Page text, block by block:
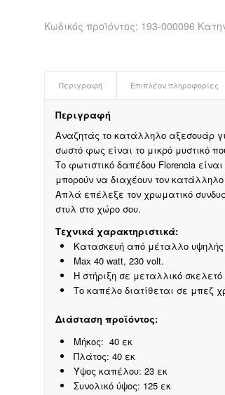
pakoworld
Ε27
μέταλλο
ποσότητα
Κωδικός προϊόντος: 193-000096
Περιγραφή Επιπλέον πληροφορίες
Περιγραφή
Αναζητάς το κατάλληλο αξεσουάρ
σωστό φως είναι το μικρό μυστικό
Το φωτιστικό δαπέδου Florencia
μπορούν να διαχέουν τον
Απλά επέλεξε τον χρωματικό
στυλ στο χώρο σου.
Τεχνικά χαρακτηριστικά:
Κατασκευή από μέταλλο
Max 40 watt, 230 volt.
Η στήριξη σε μεταλλικό
Το καπέλο διατίθεται σε μπεζ
Διάσταση προϊόντος:
Μήκος: 40 εκ
Πλάτος: 40 εκ
Ύψος καπέλου: 23 εκ
Συνολικό ύψος: 125 εκ